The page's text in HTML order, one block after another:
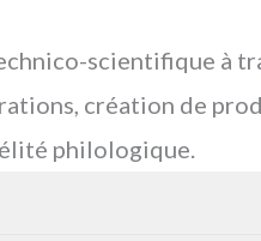
scientifique à
création de
philologique.